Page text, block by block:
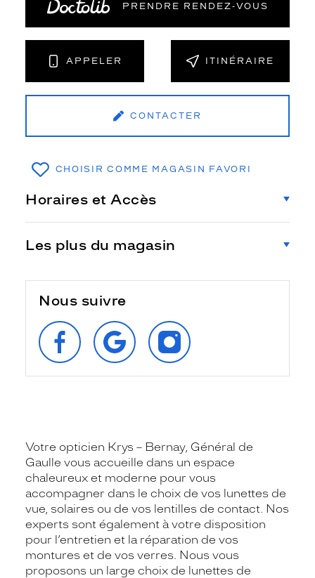
PRENDRE RENDEZ‑VOUS
APPELER ITINÉRAIRE
CONTACTER
CHOISIR COMME MAGASIN FAVORI
Horaires et Accès
Les plus du magasin
Nous suivre
SUIVEZ‑NOUS
SUR
FACEBOOK
RETROUVEZ‑NOUS
SUR
GOOGLE
SUIVEZ‑NOUS
SUR
INSTAGRAM
Votre opticien Krys – Bernay, Général de
Gaulle vous accueille dans un espace
chaleureux et moderne pour vous
accompagner dans le choix de vos lunettes de
vue, solaires ou de vos lentilles de contact. Nos
experts sont également à votre disposition
pour l’entretien et la réparation de vos
montures et de vos verres. Nous vous
proposons un large choix de lunettes de